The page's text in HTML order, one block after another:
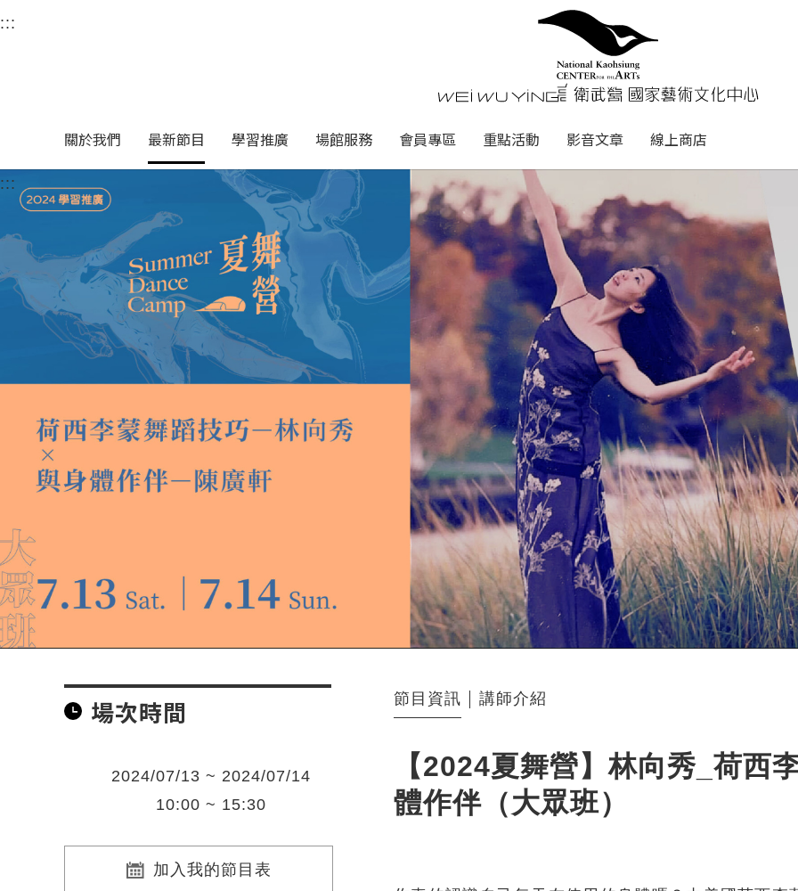
衛武營國家藝術文化中心
中央內容區塊，為本頁主要內容區。
::: 衛武營國家藝術文
關於我們 最新節目 學習推廣 場館服務 會員專區 重點活動 影音文章 線上商店
::: 中央內容區塊，為本頁主要內容區。
場次時間
2024/07/13 ~ 2024/07/14
10:00 ~ 15:30
加入我的節目表
節目資訊 講師介紹
【2024夏舞營】林向秀_荷西
體作伴（大眾班）